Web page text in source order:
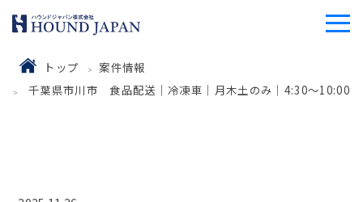
トップ
案件情報
千葉県市川市 食品配送｜冷凍車｜月木土のみ｜4:30～10:00